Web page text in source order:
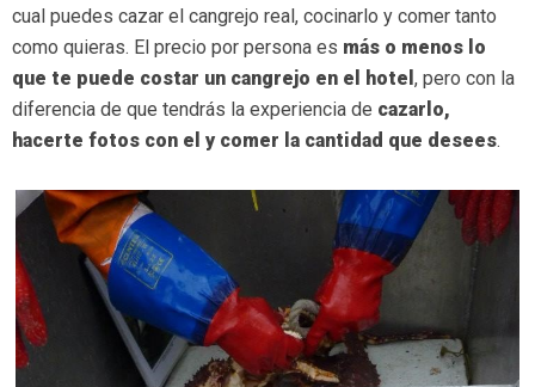
cual puedes cazar el cangrejo real, cocinarlo y comer tanto
como quieras. El precio por persona es más o menos lo
que te puede costar un cangrejo en el hotel , pero con la
diferencia de que tendrás la experiencia de cazarlo,
hacerte fotos con el y comer la cantidad que desees.